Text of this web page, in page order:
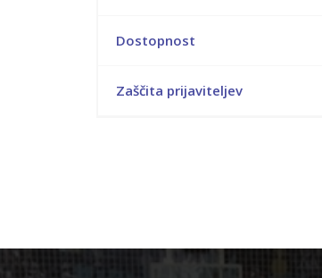
Dostopnost
Zaščita prijaviteljev